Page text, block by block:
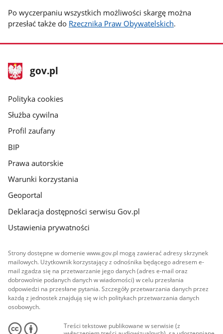
Po wyczerpaniu wszystkich możliwości skargę można
przesłać także do Rzecznika Praw Obywatelskich.
stopka
gov.pl
Strona
gov.pl
gov.pl
Polityka cookies
Służba cywilna
Profil zaufany
BIP
Prawa autorskie
Warunki korzystania
Geoportal
Deklaracja dostępności serwisu Gov.pl
Ustawienia prywatności
Strony dostępne w domenie www.gov.pl mogą zawierać adresy skrzynek
mailowych. Użytkownik korzystający z odnośnika będącego adresem e-
mail zgadza się na przetwarzanie jego danych (adres e-mail oraz
dobrowolnie podanych danych w wiadomości) w celu przesłania
odpowiedzi na przesłane pytania. Szczegóły przetwarzania danych przez
każdą z jednostek znajdują się w ich politykach przetwarzania danych
osobowych.
Treści tekstowe publikowane w serwisie (z